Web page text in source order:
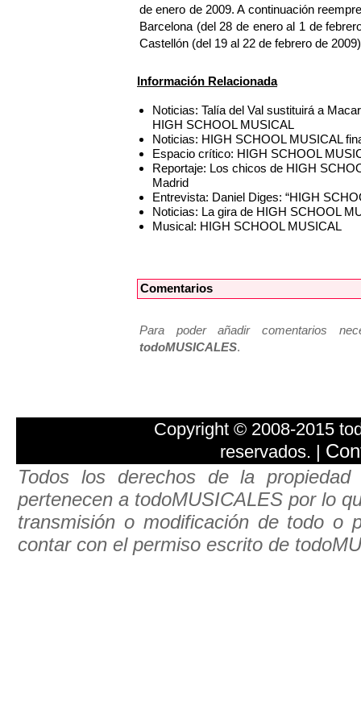
de enero de 2009. A continuación
Barcelona (del 28 de enero al 1 de
Castellón (del 19 al 22 de febrero de
Información Relacionada
Noticias: Talía del Val sustituirá a
HIGH SCHOOL MUSICAL
Noticias: HIGH SCHOOL MUSICAL
Espacio crítico: HIGH SCHOOL
Reportaje: Los chicos de HIGH
Madrid
Entrevista: Daniel Diges: “HIGH
Noticias: La gira de HIGH SCHOOL
Musical: HIGH SCHOOL MUSICAL
Comentarios
Para poder añadir comentarios
todoMUSICALES.
Copyright © 2008-2015
reservados. |
Todos los derechos de la
pertenecen a todoMUSICALES por lo
transmisión o modificación de todo o
contar con el permiso escrito de